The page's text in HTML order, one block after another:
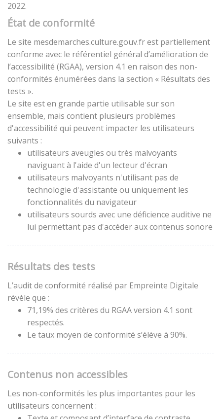
2022.
État de conformité
Le site mesdemarches.culture.gouv.fr est partiellement
conforme avec le référentiel général d’amélioration de
l’accessibilité (RGAA), version 4.1 en raison des non-
conformités énumérées dans la section « Résultats des
tests ».
Le site est en grande partie utilisable sur son
ensemble, mais contient plusieurs problèmes
d'accessibilité qui peuvent impacter les utilisateurs
suivants :
utilisateurs aveugles ou très malvoyants
naviguant à l'aide d'un lecteur d'écran
utilisateurs malvoyants n'utilisant pas de
technologie d'assistante ou uniquement les
fonctionnalités du navigateur
utilisateurs sourds avec une déficience auditive ne
lui permettant pas d'accéder aux contenus sonore
Résultats des tests
L’audit de conformité réalisé par Empreinte Digitale
révèle que :
71,19% des critères du RGAA version 4.1 sont
respectés.
Le taux moyen de conformité s’élève à 90%.
Contenus non accessibles
Les non-conformités les plus importantes pour les
utilisateurs concernent :